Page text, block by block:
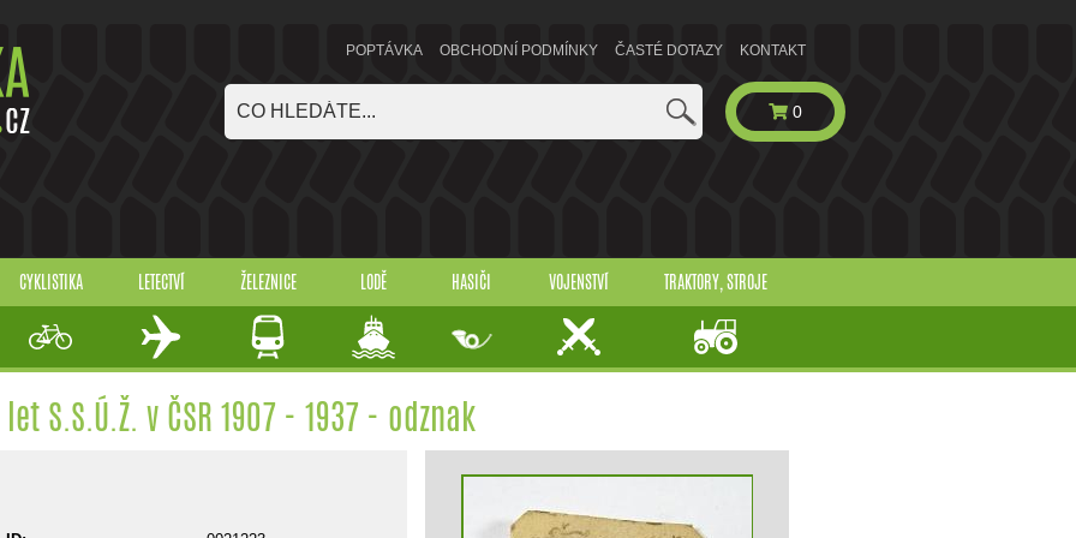
POPTÁVKA OBCHODNÍ PODMÍNKY ČASTÉ DOTAZY KONTAKT
0
CYKLISTIKA LETECTVÍ ŽELEZNICE LODĚ HASIČI VOJENSTVÍ TRAKTORY, STROJE
S.S.Ú.Ž. v ČSR 1907 - 1937 - odznak